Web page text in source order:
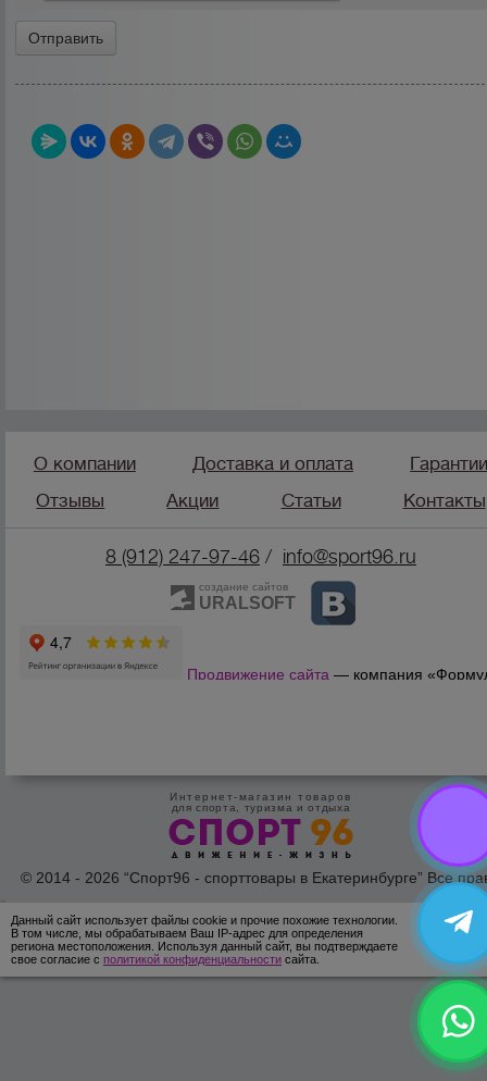
О компании Доставка и оплата
Отзывы
Акции Статьи Контакты
8 (912) 247-97-46 / info@sport96.ru
создание сайтов
URALSOFT
Продвижение сайта — компания
Интернет-магазин товаров
для спорта, туризма и отдыха
© 2014 - 2026 “Спорт96 - спорттовары в Екатеринбурге” Все
Согласие на обработку персональных
Данный сайт использует файлы cookie и прочие похожие технологии.
В том числе, мы обрабатываем Ваш IP-адрес для определения
региона местоположения. Используя данный сайт, вы подтверждаете
свое согласие с политикой конфиденциальности сайта.
ОК